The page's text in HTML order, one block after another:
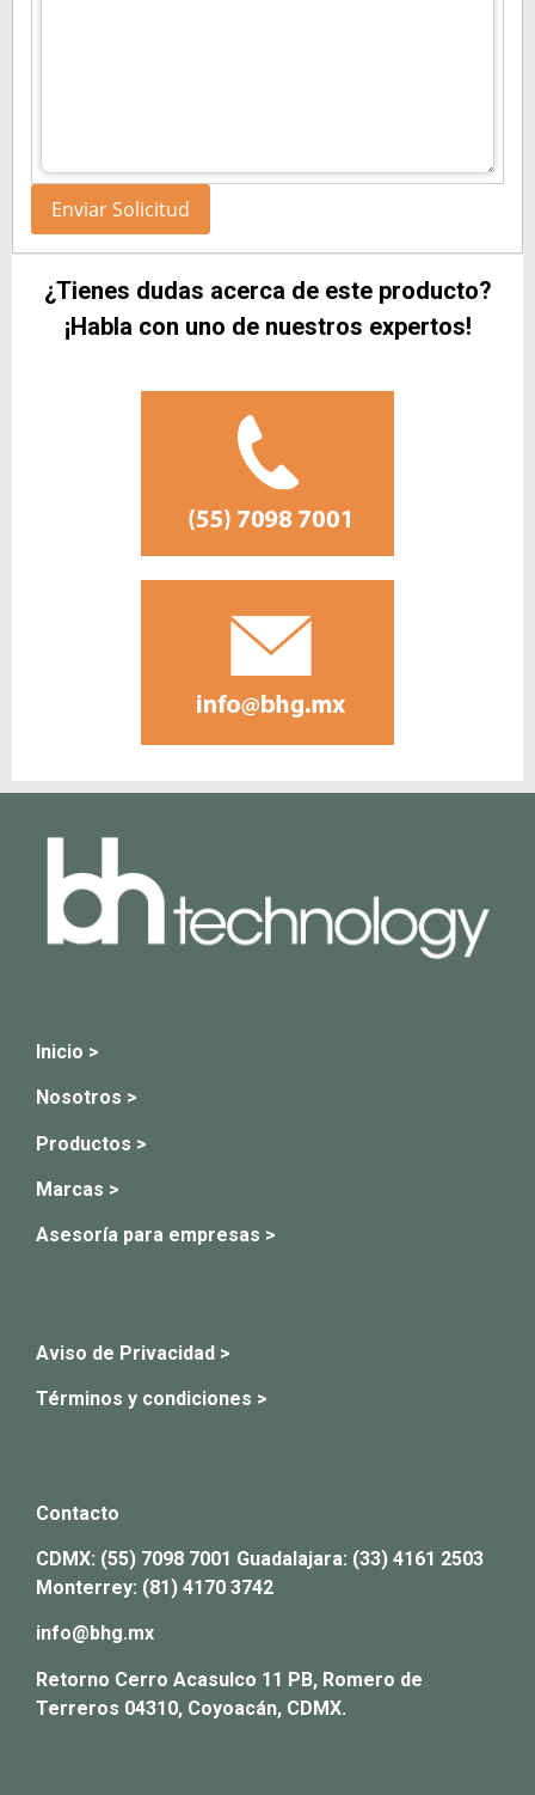
¿Tienes dudas acerca de este producto?
¡Habla con uno de nuestros expertos!
Inicio >
Nosotros >
Productos >
Marcas >
Asesoría para empresas >
Aviso de Privacidad >
Términos y condiciones >
Contacto
CDMX: (55) 7098 7001 Guadalajara: (33) 4161 2503
Monterrey: (81) 4170 3742
info@bhg.mx
Retorno Cerro Acasulco 11 PB, Romero de
Terreros 04310, Coyoacán, CDMX.